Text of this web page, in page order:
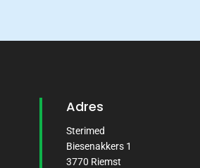
Adres
Sterimed
Biesenakkers 1
3770 Riemst